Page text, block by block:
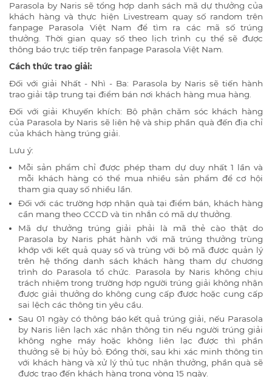
Parasola by Naris sẽ tổng hợp danh sách mã dự thưởng của
khách hàng và thực hiện Livestream quay số random trên
fanpage Parasola Việt Nam để tìm ra các mã số trúng
thưởng. Thời gian quay số theo lịch trình cụ thể sẽ được
thông báo trực tiếp trên fanpage Parasola Việt Nam.
Cách thức trao giải:
Đối với giải Nhất - Nhì - Ba: Parasola by Naris sẽ tiến hành
trao giải tập trung tại điểm bán nơi khách hàng mua hàng.
Đối với giải Khuyến khích: Bộ phận chăm sóc khách hàng
của Parasola by Naris sẽ liên hệ và ship phần quà đến địa chỉ
của khách hàng trúng giải.
Lưu ý:
Mỗi sản phẩm chỉ được phép tham dự duy nhất 1 lần và
mỗi khách hàng có thể mua nhiều sản phẩm để cơ hội
tham gia quay số nhiều lần.
Đối với các trường hợp nhận quà tại điểm bán, khách hàng
cần mang theo CCCD và tin nhắn có mã dự thưởng.
Mã dự thưởng trúng giải phải là mã thẻ cào thật do
Parasola by Naris phát hành với mã trúng thưởng trùng
khớp với kết quả quay số và trùng với bộ mã được quản lý
trên hệ thống danh sách khách hàng tham dự chương
trình do Parasola tổ chức. Parasola by Naris không chịu
trách nhiệm trong trường hợp người trúng giải không nhận
được giải thưởng do không cung cấp được hoặc cung cấp
sai lệch các thông tin yêu cầu.
Sau 01 ngày có thông báo kết quả trúng giải, nếu Parasola
by Naris liên lạch xác nhận thông tin nếu người trúng giải
không nghe máy hoặc không liên lạc được thì phần
thưởng sẽ bị hủy bỏ. Đồng thời, sau khi xác minh thông tin
với khách hàng và xử lý thủ tục nhận thưởng, phần quà sẽ
được trao đến khách hàng trong vòng 15 ngày.